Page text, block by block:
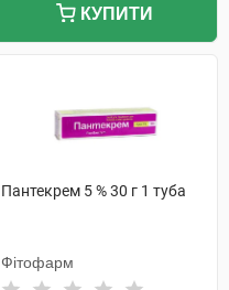
КУПИТИ
Пантекрем 5 % 30 г 1 туба
Фітофарм